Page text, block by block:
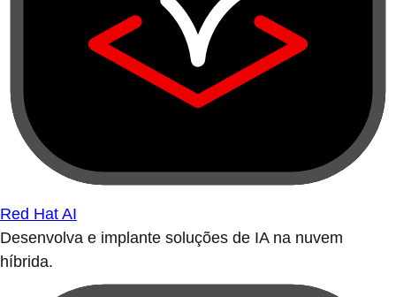
Red Hat AI
Desenvolva e implante soluções de IA na nuvem
híbrida.